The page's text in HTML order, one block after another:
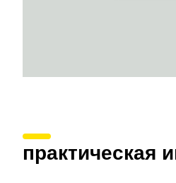
практическая